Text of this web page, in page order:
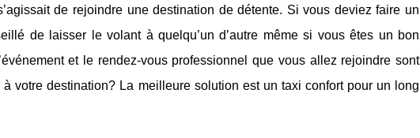
de rejoindre une destination de détente. Si vous deviez faire un
de laisser le volant à quelqu’un d’autre même si vous êtes un bon
et le rendez-vous professionnel que vous allez rejoindre sont
votre destination? La meilleure solution est un taxi confort pour un long